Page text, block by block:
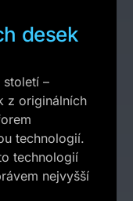
desek
století –
z originálních
technologií.
technologií
nejvyšší